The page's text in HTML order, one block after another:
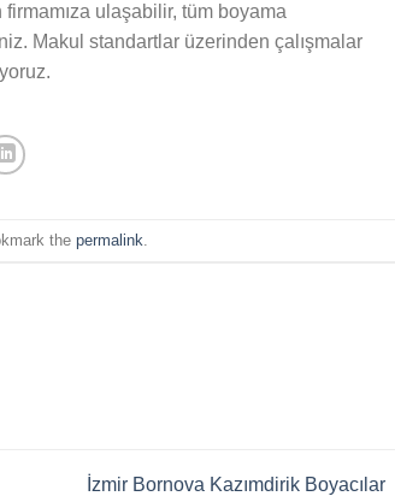
ulaşabilir, tüm boyama
Makul standartlar üzerinden çalışmalar
the permalink
İzmir Bornova Kazımdirik Boyacılar